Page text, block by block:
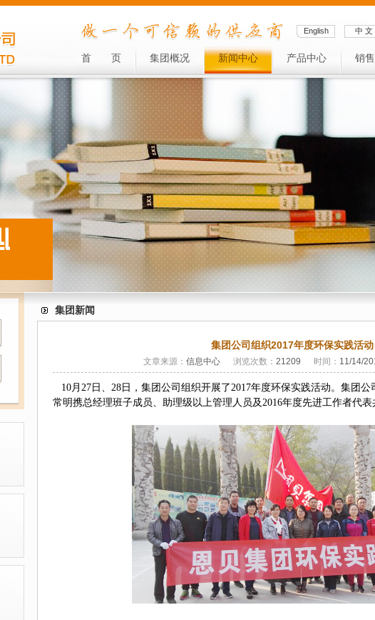
English 中 文
首 页 集团概况 新闻中心 产品中心 销
集团新闻
集团公司组织2017年度环保实践活动
文章来源： 信息中心 浏览次数： 21209 时间： 11/14/
10月 27 日、 28 日，集团公司组织开展了2017年度环保实践活动。 集团公
常明携总经理班子成员、 助理级以上管理人员及2016年度先进工作者代表